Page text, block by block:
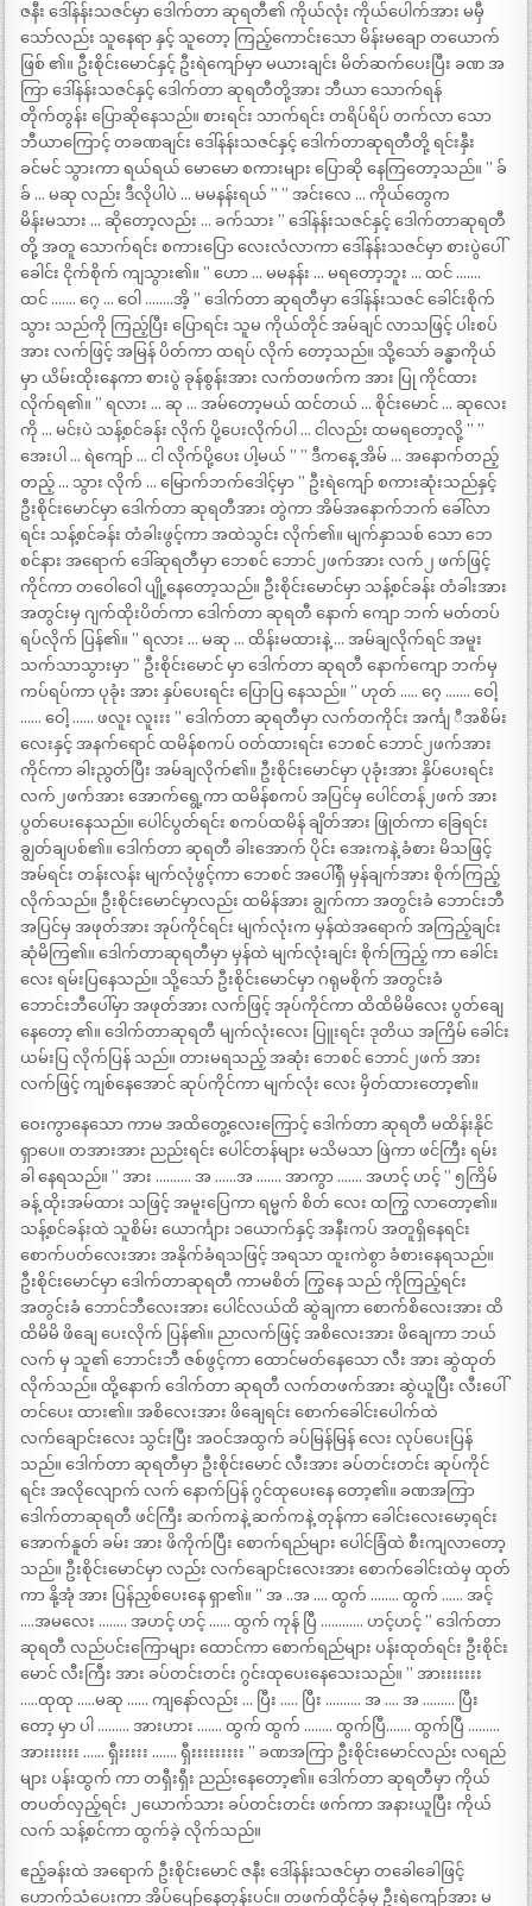
ဇနီး ဒေါ်နန်းသဇင်မှာ ဒေါက်တာ ဆုရတီ၏ ကိုယ်လုံး ကိုယ်ပေါက်အား မမှီ
သော်လည်း သူနေရာ နှင့် သူတော့ ကြည့်ကောင်းသော မိန်းမချော တယောက်
ဖြစ် ၏။ ဦးစိုင်းမောင်နှင့် ဦးရဲကျော်မှာ မယားချင်း မိတ်ဆက်ပေးပြီး ခဏ အ
ကြာ ဒေါ်နန်းသဇင်နှင့် ဒေါက်တာ ဆုရတီတို့အား ဘီယာ သောက်ရန်
တိုက်တွန်း ပြောဆိုနေသည်။ စားရင်း သာက်ရင်း တရိပ်ရိပ် တက်လာ သော
ဘီယာကြောင့် တခဏချင်း ဒေါ်နန်းသဇင်နှင့် ဒေါက်တာဆုရတီတို့ ရင်းနှီး
ခင်မင် သွားကာ ရယ်ရယ် မောမော စကားများ ပြောဆို နေကြတော့သည်။ ” ခ်
ခ် … မဆု လည်း ဒီလိုပါပဲ … မမနန်းရယ် ” ” အင်းလေ … ကိုယ်တွေက
မိန်းမသား … ဆိုတော့လည်း … ခက်သား ” ဒေါ်နန်းသဇင်နှင့် ဒေါက်တာဆုရတီ
တို့ အတူ သောက်ရင်း စကားပြော လေးလံလာကာ ဒေါ်နန်းသဇင်မှာ စားပွဲပေါ်
ခေါင်း ငိုက်စိုက် ကျသွား၏။ ” ဟော … မမနန်း … မရတော့ဘူး … ထင် …….
ထင် ……. ဂေ့ … ဝေါ ……..အိ့ ” ဒေါက်တာ ဆုရတီမှာ ဒေါ်နန်းသဇင် ခေါင်းစိုက်
သွား သည်ကို ကြည့်ပြီး ပြောရင်း သူမ ကိုယ်တိုင် အမ်ချင် လာသဖြင့် ပါးစပ်
အား လက်ဖြင့် အမြန် ပိတ်ကာ ထရပ် လိုက် တော့သည်။ သို့သော် ခန္ဓာကိုယ်
မှာ ယိမ်းထိုးနေကာ စားပွဲ ခုန်စွန်းအား လက်တဖက်က အား ပြု ကိုင်ထား
လိုက်ရ၏။ ” ရလား … ဆု … အမ်တော့မယ် ထင်တယ် … စိုင်းမောင် … ဆုလေး
ကို … မင်းပဲ သန့်စင်ခန်း လိုက် ပို့ပေးလိုက်ပါ … ငါလည်း ထမရတော့လို့ ” ”
အေးပါ … ရဲကျော် … ငါ လိုက်ပို့ပေး ပါ့မယ် ” ” ဒီကနေ့ အိမ် … အနောက်တည့်
တည့် … သွား လိုက် … မြောက်ဘက်ဒေါင့်မှာ ” ဦးရဲကျော် စကားဆုံးသည်နှင့်
ဦးစိုင်းမောင်မှာ ဒေါက်တာ ဆုရတီအား တွဲကာ အိမ်အနောက်ဘက် ခေါ်လာ
ရင်း သန့်စင်ခန်း တံခါးဖွင့်ကာ အထဲသွင်း လိုက်၏။ မျက်နှာသစ် သော ဘေ
စင်နား အရောက် ဒေါ်ဆုရတီမှာ ဘေစင် ဘောင်၂ဖက်အား လက်၂ ဖက်ဖြင့်
ကိုင်ကာ တဝေါဝေါ ပျို့နေတော့သည်။ ဦးစိုင်းမောင်မှာ သန့်စင်ခန်း တံခါးအား
အတွင်းမှ ဂျက်ထိုးပိတ်ကာ ဒေါက်တာ ဆုရတီ နောက် ကျော ဘက် မတ်တပ်
ရပ်လိုက် ပြန်၏။ ” ရလား … မဆု … ထိန်းမထားနဲ့ … အမ်ချလိုက်ရင် အမူး
သက်သာသွားမှာ ” ဦးစိုင်းမောင် မှာ ဒေါက်တာ ဆုရတီ နောက်ကျော ဘက်မှ
ကပ်ရပ်ကာ ပုခုံး အား နှပ်ပေးရင်း ပြောပြ နေသည်။ ” ဟုတ် ….. ဂေ့ ……. ဝေါ့
…… ဝေါ့ …… ဖလူး လူးးး ” ဒေါက်တာ ဆုရတီမှာ လက်တကိုင်း အင်္ကျ ီအစိမ်း
လေးနှင့် အနက်ရောင် ထမိန်စကပ် ဝတ်ထားရင်း ဘေစင် ဘောင်၂ဖက်အား
ကိုင်ကာ ခါးညွတ်ပြီး အမ်ချလိုက်၏။ ဦးစိုင်းမောင်မှာ ပုခုံးအား နှိပ်ပေးရင်း
လက်၂ဖက်အား အောက်ရွေ့ကာ ထမိန်စကပ် အပြင်မှ ပေါင်တန်၂ဖက် အား
ပွတ်ပေးနေသည်။ ပေါင်ပွတ်ရင်း စကပ်ထမိန် ချိတ်အား ဖြုတ်ကာ ခြေရင်း
ချွတ်ချပစ်၏။ ဒေါက်တာ ဆုရတီ ခါးအောက် ပိုင်း အေးကနဲ့ ခံစား မိသဖြင့်
အမ်ရင်း တန်းလန်း မျက်လုံဖွင့်ကာ ဘေစင် အပေါ်ရှိ မှန်ချက်အား စိုက်ကြည့်
လိုက်သည်။ ဦးစိုင်းမောင်မှာလည်း ထမိန်အား ချွက်ကာ အတွင်းခံ ဘောင်းဘီ
အပြင်မှ အဖုတ်အား အုပ်ကိုင်ရင်း မျက်လုံးက မှန်ထဲအရောက် အကြည့်ချင်း
ဆုံမိကြ၏။ ဒေါက်တာဆုရတီမှာ မှန်ထဲ မျက်လုံးချင်း စိုက်ကြည့် ကာ ခေါင်း
လေး ရမ်းပြနေသည်။ သို့သော် ဦးစိုင်းမောင်မှာ ဂရုမစိုက် အတွင်းခံ
ဘောင်းဘီပေါ်မှာ အဖုတ်အား လက်ဖြင့် အုပ်ကိုင်ကာ ထိထိမိမိလေး ပွတ်ချေ
နေတော့ ၏။ ဒေါက်တာဆုရတီ မျက်လုံးလေး ပြူးရင်း ဒုတိယ အကြိမ် ခေါင်း
ယမ်းပြ လိုက်ပြန် သည်။ တားမရသည့် အဆုံး ဘေစင် ဘောင်၂ဖက် အား
လက်ဖြင့် ကျစ်နေအောင် ဆုပ်ကိုင်ကာ မျက်လုံး လေး မှိတ်ထားတော့၏။
ဝေးကွာနေသော ကာမ အထိတွေ့လေးကြောင့် ဒေါက်တာ ဆုရတီ မထိန်းနိုင်
ရှာပေ။ တအားအား ညည်းရင်း ပေါင်တန်များ မသိမသာ ဖြဲကာ ဖင်ကြီး ရမ်း
ခါ နေရသည်။ ” အား ………. အ ……အ ……. အာကွာ ……. အဟင့် ဟင့် ” ၅ကြိမ်
ခန့် ထိုးအမ်ထား သဖြင့် အမူးပြေကာ ရမ္မက် စိတ် လေး ထကြွ လာတော့၏။
သန့်စင်ခန်းထဲ သူစိမ်း ယောင်္ကျား ၁ယောက်နှင့် အနီးကပ် အတူရှိနေရင်း
စောက်ပတ်လေးအား အနိုက်ခံရသဖြင့် အရသာ ထူးကဲစွာ ခံစားနေရသည်။
ဦးစိုင်းမောင်မှာ ဒေါက်တာဆုရတီ ကာမစိတ် ကြွနေ သည် ကိုကြည့်ရင်း
အတွင်းခံ ဘောင်ဘီလေးအား ပေါင်လယ်ထိ ဆွဲချကာ စောက်စိလေးအား ထိ
ထိမိမိ ဖိချေ ပေးလိုက် ပြန်၏။ ညာလက်ဖြင့် အစိလေးအား ဖိချေကာ ဘယ်
လက် မှ သူ၏ ဘောင်းဘီ ဇစ်ဖွင့်ကာ ထောင်မတ်နေသော လီး အား ဆွဲထုတ်
လိုက်သည်။ ထို့နောက် ဒေါက်တာ ဆုရတီ လက်တဖက်အား ဆွဲယူပြီး လီးပေါ်
တင်ပေး ထား၏။ အစိလေးအား ဖိချေရင်း စောက်ခေါင်းပေါက်ထဲ
လက်ချောင်းလေး သွင်းပြီး အဝင်အထွက် ခပ်မြန်မြန် လေး လုပ်ပေးပြန်
သည်။ ဒေါက်တာ ဆုရတီမှာ ဦးစိုင်းမောင် လီးအား ခပ်တင်းတင်း ဆုပ်ကိုင်
ရင်း အလိုလျောက် လက် နောက်ပြန် ဂွင်ထုပေးနေ တော့၏။ ခဏအကြာ
ဒေါက်တာဆုရတီ ဖင်ကြီး ဆက်ကနဲ့ ဆက်ကနဲ့ တုန်ကာ ခေါင်းလေးမော့ရင်း
အောက်နူတ် ခမ်း အား ဖိကိုက်ပြီး စောက်ရည်များ ပေါင်ခြံထဲ စီးကျလာတော့
သည်။ ဦးစိုင်းမောင်မှာ လည်း လက်ချောင်းလေးအား စောက်ခေါင်းထဲမှ ထုတ်
ကာ နို့အုံ အား ပြန်ညှစ်ပေးနေ ရှာ၏။ ” အ ..အ …. ထွက် …….. ထွက် …… အင့်
….အမလေး …….. အဟင့် ဟင့် …… ထွက် ကုန် ပြီ ………… ဟင့်ဟင့် ” ဒေါက်တာ
ဆုရတီ လည်ပင်းကြောများ ထောင်ကာ စောက်ရည်များ ပန်းထုတ်ရင်း ဦးစိုင်း
မောင် လီးကြီး အား ခပ်တင်းတင်း ဂွင်းထုပေးနေသေးသည်။ ” အားးးးးးး
…..ထုထု …..မဆု …… ကျနော်လည်း … ပြီး ….. ပြီး ………. အ …. အ ……… ပြီး
တော့ မှာ ပါ ……… အားဟား ……. ထွက် ထွက် …….. ထွက်ပြီ……. ထွက်ပြီ ………
အားးးးးး …… ရှီးးးးး ……. ရှီးးးးးးးးး ” ခဏအကြာ ဦးစိုင်းမောင်လည်း လရည်
များ ပန်းထွက် ကာ တရှီးရှီး ညည်းနေတော့၏။ ဒေါက်တာ ဆုရတီမှာ ကိုယ်
တပတ်လှည့်ရင်း ၂ယောက်သား ခပ်တင်းတင်း ဖက်ကာ အနားယူပြီး ကိုယ်
လက် သန့်စင်ကာ ထွက်ခဲ့ လိုက်သည်။
ဧည့်ခန်းထဲ အရောက် ဦးစိုင်းမောင် ဇနီး ဒေါ်နန်းသဇင်မှာ တခေါခေါဖြင့်
ဟောက်သံပေးကာ အိပ်ပျော်နေတုန်းပင်။ တဖက်ထိုင်ခုံမှ ဦးရဲကျော်အား မ